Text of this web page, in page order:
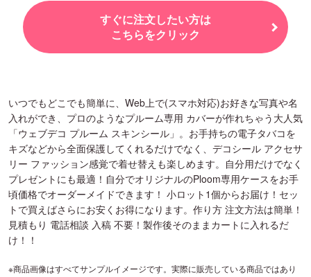
すぐに注文したい方は
こちらをクリック
いつでもどこでも簡単に、Web上で(スマホ対応)お好きな写真や名
入れができ、プロのようなプルーム専用 カバーが作れちゃう大人気
「ウェブデコ プルーム スキンシール」。お手持ちの電子タバコを
キズなどから全面保護してくれるだけでなく、デコシール アクセサ
リー ファッション感覚で着せ替えも楽しめます。自分用だけでなく
プレゼントにも最適！自分でオリジナルのPloom専用ケースをお手
頃価格でオーダーメイドできます！ 小ロット1個からお届け！セッ
トで買えばさらにお安くお得になります。作り方 注文方法は簡単！
見積もり 電話相談 入稿 不要！製作後そのままカートに入れるだ
け！！
※商品画像はすべてサンプルイメージです。実際に販売している商品ではあり